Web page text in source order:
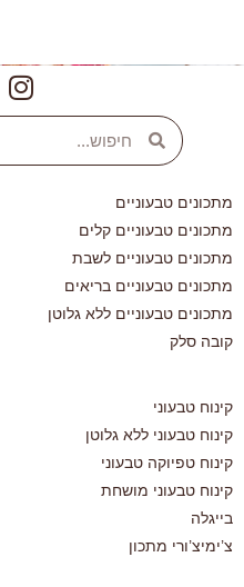
מתכונים טבעוניים
מתכונים טבעוניים קלים
מתכונים טבעוניים לשבת
מתכונים טבעוניים בריאים
מתכונים טבעוניים ללא גלוטן
קובה סלק
קינוח טבעוני
קינוח טבעוני ללא גלוטן
קינוח טפיוקה טבעוני
קינוח טבעוני מושחת
בייגלה
צ’ימיצ’ורי מתכון